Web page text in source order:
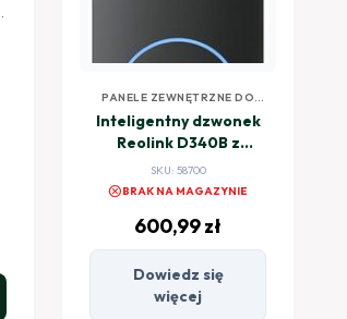
PANELE ZEWNĘTRZNE DO
WIDEODOMOFONÓW
Inteligentny dzwonek
Reolink D340B z
baterią Wi-Fi 2K 4MP
SKU: 58700
cancelBRAK NA MAGAZYNIE
600,99zł
Dowiedz się
więcej